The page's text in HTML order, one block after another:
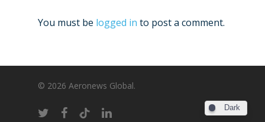
You must be logged in to post a comment.
© 2026 Aeronews Global.
Dark